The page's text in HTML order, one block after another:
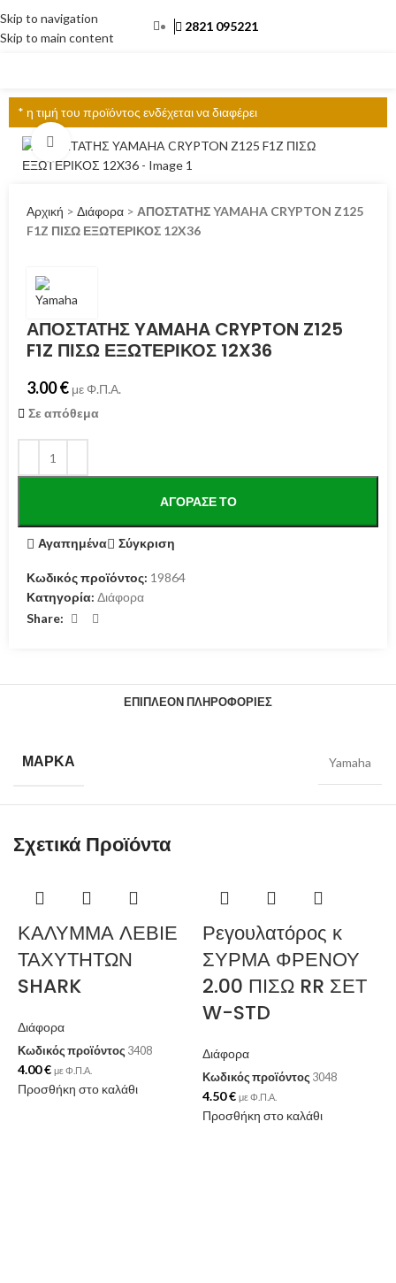
Skip to navigation
Skip to main content
2821 095221
* η τιμή του προϊόντος ενδέχεται να διαφέρει
Click to enlarge
Αρχική > Διάφορα > ΑΠΟΣΤΑΤΗΣ YAMAHA CRYPTON Z125
F1Z ΠΙΣΩ ΕΞΩΤΕΡΙΚΟΣ 12X36
ΑΠΟΣΤΑΤΗΣ YAMAHA CRYPTON Z125
F1Z ΠΙΣΩ ΕΞΩΤΕΡΙΚΟΣ 12X36
3.00€ με Φ.Π.Α.
Σε απόθεμα
ΑΓΌΡΑΣΕ ΤΟ
Αγαπημένα Σύγκριση
Κωδικός προϊόντος: 19864
Κατηγορία: Διάφορα
Share:
ΕΠΙΠΛΈΟΝ ΠΛΗΡΟΦΟΡΊΕΣ
ΜΆΡΚΑ Yamaha
Σχετικά Προϊόντα
ΚΑΛΥΜΜΑ ΛΕΒΙΕ
ΤΑΧΥΤΗΤΩΝ
SHARK
Διάφορα
Κωδικός προϊόντος 3408
4.00€ με Φ.Π.Α.
Προσθήκη στο καλάθι
Ρεγουλατόρος κ
ΣΥΡΜΑ ΦΡΕΝΟΥ
2.00 ΠΙΣΩ RR ΣΕΤ
W-STD
Διάφορα
Κωδικός προϊόντος 3048
4.50€ με Φ.Π.Α.
Προσθήκη στο καλάθι